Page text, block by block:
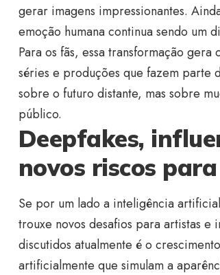
gerar imagens impressionantes.
emoção humana continua sendo
Para os fãs, essa transformação
séries e produções que fazem parte
sobre o futuro distante, mas sobre
público.
Deepfakes,
novos riscos
Se por um lado a inteligência
trouxe novos desafios para artistas e
discutidos atualmente é o
artificialmente que simulam a